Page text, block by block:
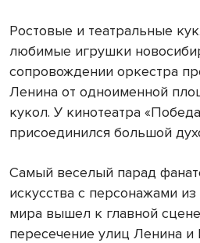
Ростовые и театральные
любимые игрушки
сопровождении оркестра
Ленина от одноименной
кукол. У кинотеатра
присоединился большой
Самый веселый парад
искусства с персонажами
мира вышел к главной
пересечение улиц Ленина